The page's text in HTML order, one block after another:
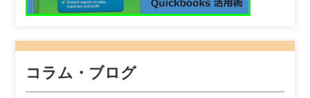
コラム・ブログ